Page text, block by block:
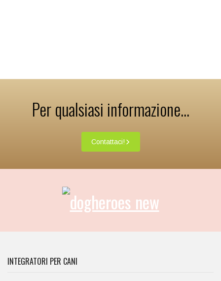
Per qualsiasi informazione...
Contattaci!
INTEGRATORI PER CANI